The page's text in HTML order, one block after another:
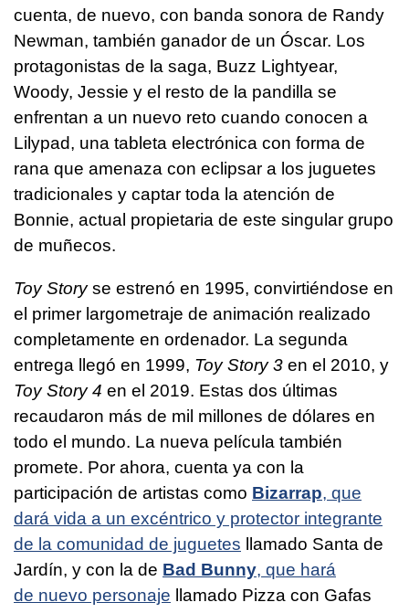
cuenta, de nuevo, con banda sonora de Randy
Newman, también ganador de un Óscar. Los
protagonistas de la saga, Buzz Lightyear,
Woody, Jessie y el resto de la pandilla se
enfrentan a un nuevo reto cuando conocen a
Lilypad, una tableta electrónica con forma de
rana que amenaza con eclipsar a los juguetes
tradicionales y captar toda la atención de
Bonnie, actual propietaria de este singular grupo
de muñecos.
Toy Storyse estrenó en 1995, convirtiéndose en
el primer largometraje de animación realizado
completamente en ordenador. La segunda
entrega llegó en 1999, Toy Story 3 en el 2010, y
Toy Story 4 en el 2019. Estas dos últimas
recaudaron más de mil millones de dólares en
todo el mundo. La nueva película también
promete. Por ahora, cuenta ya con la
participación de artistas como Bizarrap, que
dará vida a un excéntrico y protector integrante
de la comunidad de juguetes llamado Santa de
Jardín, y con la de Bad Bunny, que hará
de nuevo personaje llamado Pizza con Gafas